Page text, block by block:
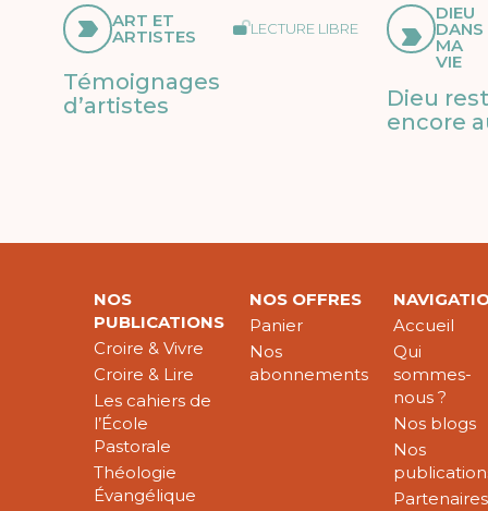
ART ET
ARTISTES LECTURE LIBRE
Témoignages
d’artistes
DIEU
DANS
MA
VIE
Dieu
encore
NOS
PUBLICATIONS
Croire & Vivre
Croire & Lire
Les cahiers de
l’École
Pastorale
Théologie
Évangélique
NOS OFFRES
Panier
Nos
abonnements
Accueil
Qui
sommes-
nous ?
Nos blogs
Nos
Partenaires